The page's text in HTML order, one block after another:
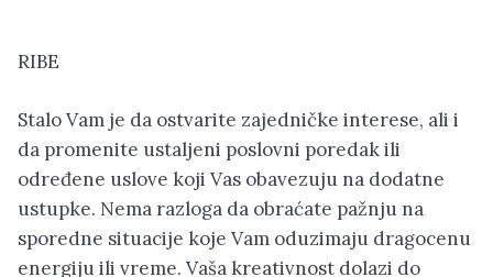
RIBE
Stalo Vam je da ostvarite zajedničke interese, ali i
da promenite ustaljeni poslovni poredak ili
određene uslove koji Vas obavezuju na dodatne
ustupke. Nema razloga da obraćate pažnju na
sporedne situacije koje Vam oduzimaju dragocenu
energiju ili vreme. Vaša kreativnost dolazi do